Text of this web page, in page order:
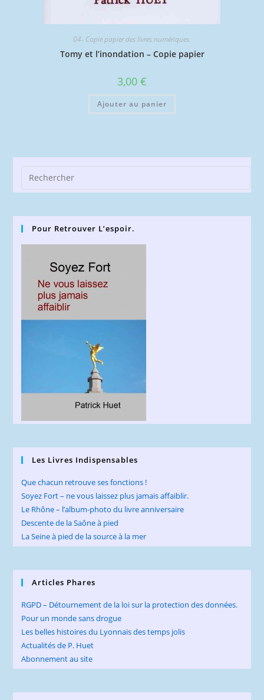
04- Copie papier des livres numériques.
Tomy et l’inondation – Copie papier
3,00 €
Ajouter au panier
Pour Retrouver L’espoir.
Les Livres Indispensables
Que chacun retrouve ses fonctions !
Soyez Fort – ne vous laissez plus jamais affaiblir.
Le Rhône – l’album-photo du livre anniversaire
Descente de la Saône à pied
La Seine à pied de la source à la mer
Articles Phares
RGPD – Détournement de la loi sur la protection des données.
Pour un monde sans drogue
Les belles histoires du Lyonnais des temps jolis
Actualités de P. Huet
Abonnement au site